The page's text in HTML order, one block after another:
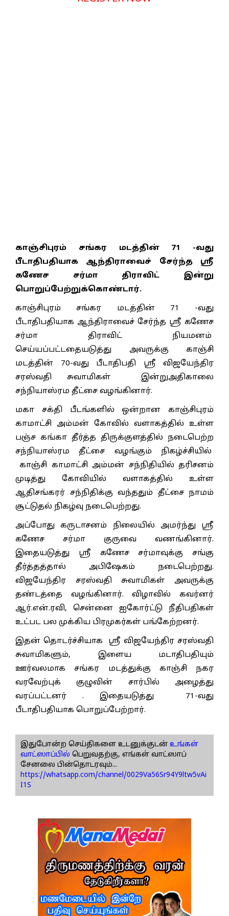
காஞ்சிபுரம் சங்கர மடத்தின் 71 -வது
பீடாதிபதியாக ஆந்திராவைச் சேர்ந்த ஸ்ரீ
கணேச சர்மா திராவிட் இன்று
பொறுப்பேற்றுக்கொண்டார்.
காஞ்சிபுரம் சங்கர மடத்தின் 71 -வது
பீடாதிபதியாக ஆந்திராவைச் சேர்ந்த ஸ்ரீ கணேச
சர்மா திராவிட் நியமனம்
செய்யப்பட்டதையடுத்து அவருக்கு காஞ்சி
மடத்தின் 70-வது பீடாதிபதி ஸ்ரீ விஜயேந்திர
சரஸ்வதி சுவாமிகள் இன்றுஅதிகாலை
சந்நியாஸ்ரம தீட்சை வழங்கினார்.
மகா சக்தி பீடங்களில் ஒன்றான காஞ்சிபுரம்
காமாட்சி அம்மன் கோவில் வளாகத்தில் உள்ள
பஞ்ச கங்கா தீர்த்த திருக்குளத்தில் நடைபெற்ற
சந்நியாஸ்ரம தீட்சை வழங்கும் நிகழ்ச்சியில்
காஞ்சி காமாட்சி அம்மன் சந்நிதியில் தரிசனம்
முடித்து கோவியில் வளாகத்தில் உள்ள
ஆதிசங்கரர் சந்நிதிக்கு வந்ததும் தீட்சை நாமம்
சூட்டுதல் நிகழ்வு நடைபெற்றது.
அப்போது கருடாசனம் நிலையில் அமர்ந்து ஸ்ரீ
கணேச சர்மா குருவை வணங்கினார்.
இதையடுத்து ஸ்ரீ கணேச சர்மாவுக்கு சங்கு
தீர்த்தத்தால் அபிஷேகம் நடைபெற்றது.
விஜயேந்திர சரஸ்வதி சுவாமிகள் அவருக்கு
தண்டத்தை வழங்கினார். விழாவில் கவர்னர்
ஆர்.என்.ரவி, சென்னை ஐகோர்ட்டு நீதிபதிகள்
உட்பட பல முக்கிய பிரமுகர்கள் பங்கேற்றனர்.
இதன் தொடர்ச்சியாக ஸ்ரீ விஜயேந்திர சரஸ்வதி
சுவாமிகளும், இளைய மடாதிபதியும்
ஊர்வலமாக சங்கர மடத்துக்கு காஞ்சி நகர
வரவேற்புக் குழுவின் சார்பில் அழைத்து
வரப்பட்டனர் . இதையடுத்து 71-வது
பீடாதிபதியாக பொறுப்பேற்றார்.
இதுபோன்ற செய்திகளை உடனுக்குடன் உங்கள்
வாட்ஸாப்பில் பெறுவதற்கு, எங்கள் வாட்ஸாப்
சேனலை பின்தொடரவும்...
https://whatsapp.com/channel/0029Va56Sr94Y9ltw5vAi
I1S